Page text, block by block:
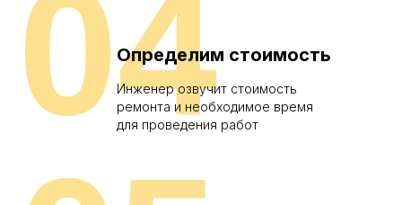
Определим стоимость
Инженер озвучит стоимость
ремонта и необходимое время
для проведения работ
04